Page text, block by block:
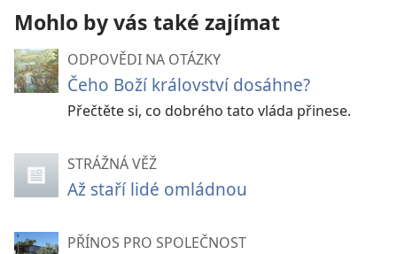
Mohlo by vás také zajímat
ODPOVĚDI NA OTÁZKY
Čeho Boží království dosáhne?
Přečtěte si, co dobrého tato vláda přinese.
STRÁŽNÁ VĚŽ
Až staří lidé omládnou
PŘÍNOS PRO SPOLEČNOST